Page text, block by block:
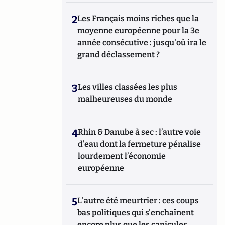
2Les Français moins riches que la
moyenne européenne pour la 3e
année consécutive : jusqu'où ira le
grand déclassement ?
3Les villes classées les plus
malheureuses du monde
4Rhin & Danube à sec : l’autre voie
d’eau dont la fermeture pénalise
lourdement l’économie
européenne
5L'autre été meurtrier : ces coups
bas politiques qui s'enchaînent